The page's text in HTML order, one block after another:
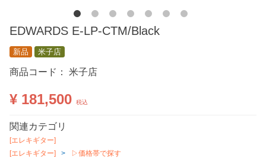
EDWARDS E-LP-CTM/Black
新品 米子店
商品コード： 米子店
¥ 181,500 税込
関連カテゴリ
[エレキギター]
[エレキギター]
▷価格帯で探す